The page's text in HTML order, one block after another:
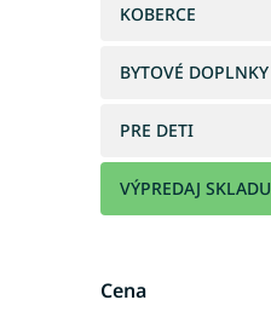
KOBERCE
BYTOVÉ DOPLNKY
PRE DETI
VÝPREDAJ SKLADU
Cena